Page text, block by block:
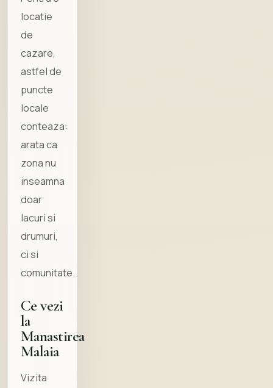
locatie
de
cazare,
astfel de
puncte
locale
conteaza:
arata ca
zona nu
inseamna
doar
lacuri si
drumuri,
ci si
comunitate.
Ce vezi
la
Manastirea
Malaia
Vizita